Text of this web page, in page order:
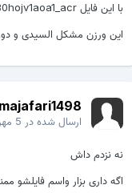
با این فایل g530hxcu1aoa2_g530hojv1aoa1_acr فلش زدید.
این ورزن مشکل السیدی و
ارسال شده در5 مهر، 2016
نه نزدم داش
اگه داری بزار واسم فایلشو